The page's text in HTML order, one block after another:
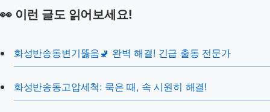
👀 이런 글도 읽어보세요!
화성반송동변기뚫음🚽 완벽 해결! 긴급 출동 전문가
화성반송동고압세척: 묵은 때, 속 시원히 해결!